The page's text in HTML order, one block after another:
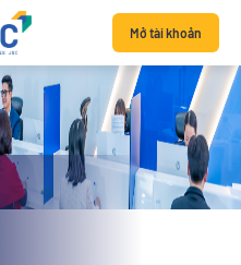
Mở tài khoản